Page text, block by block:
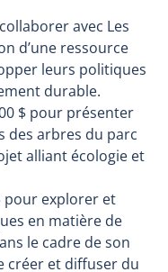
avec Les
d’une ressource
leurs politiques
durable.
$ pour présenter
des arbres du parc
alliant écologie et
pour explorer et
en matière de
le cadre de son
créer et diffuser du